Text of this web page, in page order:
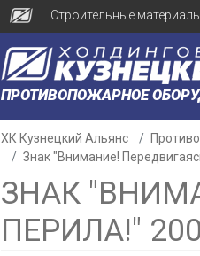
Строительные материалы
ПРОТИВОПОЖАРНОЕ
ХК Кузнецкий Альянс
Знак "Внимание!
ЗНАК
ПЕРИЛА!"